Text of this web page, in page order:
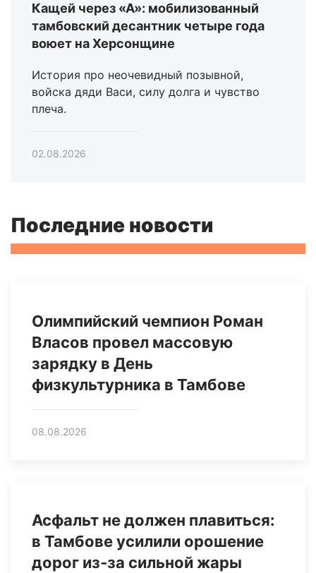
Кащей через «А»: мобилизованный
тамбовский десантник четыре года
воюет на Херсонщине
История про неочевидный позывной,
войска дяди Васи, силу долга и чувство
плеча.
02.08.2026
Последние новости
Олимпийский чемпион Роман
Власов провел массовую
зарядку в День
физкультурника в Тамбове
08.08.2026
Асфальт не должен плавиться:
в Тамбове усилили орошение
дорог из‑за сильной жары